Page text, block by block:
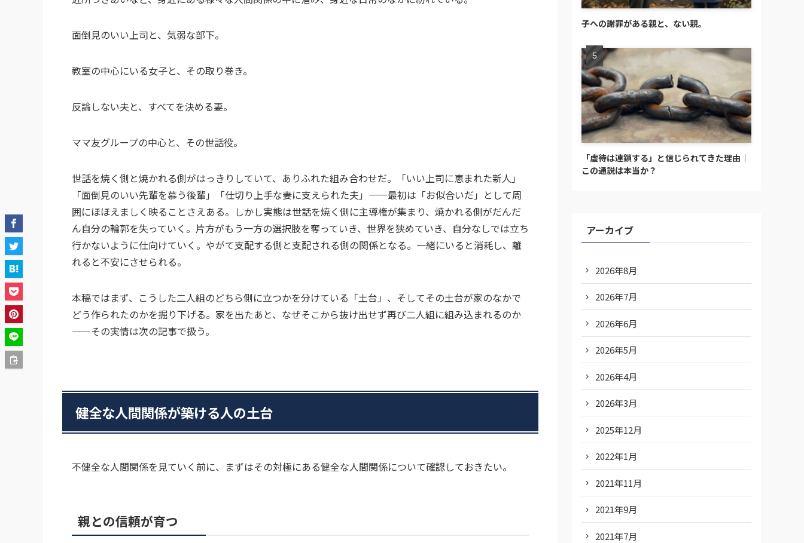
面倒見のいい上司と、気弱な部下。
教室の中心にいる女子と、その取り巻き。
反論しない夫と、すべてを決める妻。
ママ友グループの中心と、その世話役。
世話を焼く側と焼かれる側がはっきりしていて、ありふれた組み合わせだ。「いい上司に恵まれた新人」
「面倒見のいい先輩を慕う後輩」「仕切り上手な妻に支えられた夫」——最初は「お似合いだ」として周
囲にほほえましく映ることさえある。しかし実態は世話を焼く側に主導権が集まり、焼かれる側がだんだ
ん自分の輪郭を失っていく。片方がもう一方の選択肢を奪っていき、世界を狭めていき、自分なしでは立ち
行かないように仕向けていく。やがて支配する側と支配される側の関係となる。一緒にいると消耗し、離
れると不安にさせられる。
本稿ではまず、こうした二人組のどちら側に立つかを分けている「土台」、そしてその土台が家のなかで
どう作られたのかを掘り下げる。家を出たあと、なぜそこから抜け出せず再び二人組に組み込まれるのか
——その実情は次の記事で扱う。
健全な人間関係が築ける人の土台
不健全な人間関係を見ていく前に、まずはその対極にある健全な人間関係について確認しておきたい。
親との信頼が育つ
子への謝罪がある親と、ない親。
「虐待は連鎖する」と信じられてきた理由｜
この通説は本当か？
アーカイブ
2026年8月
2026年7月
2026年6月
2026年5月
2026年4月
2026年3月
2025年12月
2022年1月
2021年11月
2021年9月
2021年7月